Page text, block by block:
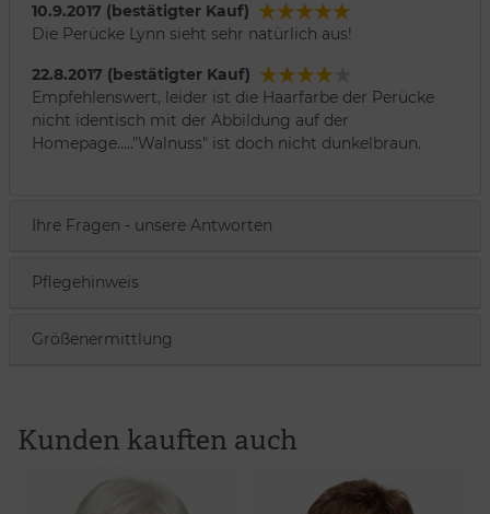
10.9.2017 (bestätigter Kauf)
Die Perücke Lynn sieht sehr natürlich aus!
22.8.2017 (bestätigter Kauf)
Empfehlenswert, leider ist die Haarfarbe der Perücke
nicht identisch mit der Abbildung auf der
Homepage....."Walnuss" ist doch nicht dunkelbraun.
Ihre Fragen - unsere Antworten
Pflegehinweis
Größenermittlung
Kunden kauften auch